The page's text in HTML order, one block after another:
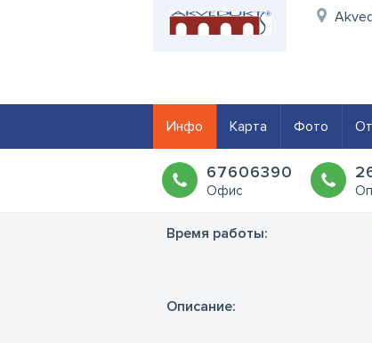
Инфо Карта Фото
67606390
Офис
Время работы:
Oписание: